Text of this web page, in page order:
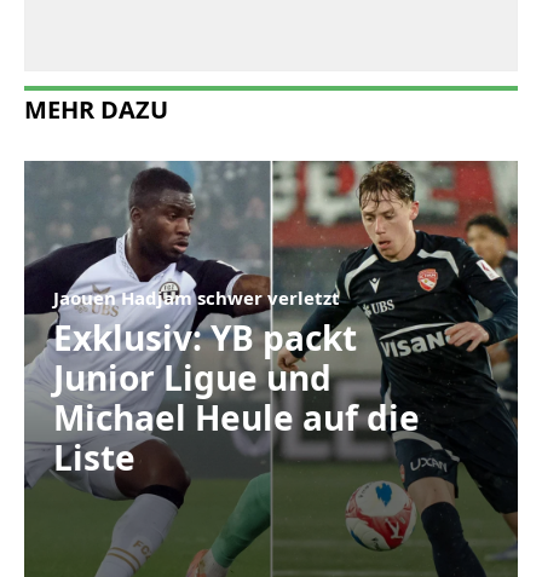
MEHR DAZU
Jaouen Hadjam schwer verletzt
Exklusiv: YB packt
Junior Ligue und
Michael Heule auf die
Liste